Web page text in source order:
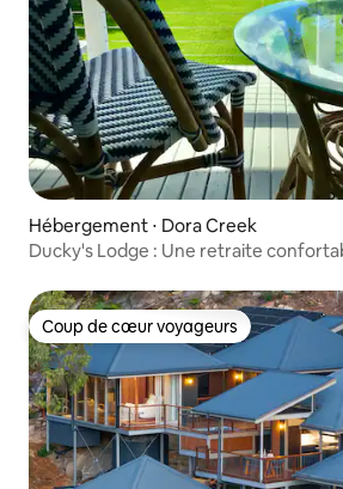
Hébergement ⋅ Dora Creek
Ducky's Lodge : Une retraite
Coup de cœur voyageurs
Coup de cœur voyageurs